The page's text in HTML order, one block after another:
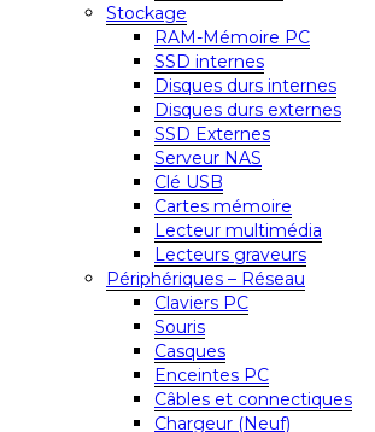
Stockage
RAM-Mémoire PC
SSD internes
Disques durs internes
Disques durs externes
SSD Externes
Serveur NAS
Clé USB
Cartes mémoire
Lecteur multimédia
Lecteurs graveurs
Périphériques – Réseau
Claviers PC
Souris
Casques
Enceintes PC
Câbles et connectiques
Chargeur (Neuf)